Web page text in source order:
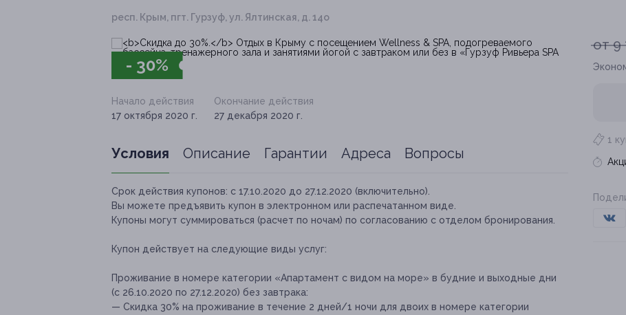
респ. Крым, пгт. Гурзуф, ул. Ялтинская, д. 14о
- 30%
от 9
1
Начало действия
17 октября 2020 г.
Окончание действия
27 декабря 2020 г.
Условия Описание Гарантии Адреса Вопросы
Срок действия купонов: с 17.10.2020 до 27.12.2020 (включительно).
Вы можете предъявить купон в электронном или распечатанном виде.
Купоны могут суммироваться (расчет по ночам) по согласованию с отделом бронирования.
Купон действует на следующие виды услуг:
Проживание в номере категории «Апартамент с видом на море» в будние и выходные дни
(с 26.10.2020 по 27.12.2020) без завтрака:
— Скидка 30% на проживание в течение 2 дней/1 ночи для двоих в номере категории